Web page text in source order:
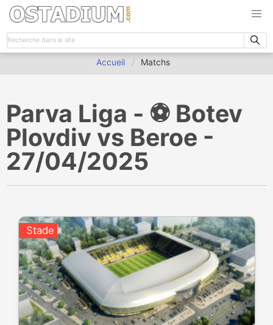
Accueil Matchs
Parva Liga - ⚽️ Botev
Plovdiv vs Beroe -
27/04/2025
Stade